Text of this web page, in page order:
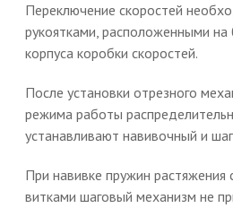
Переключение скоростей
рукоятками, расположенными на
корпуса коробки скоростей.
После установки отрезного
режима работы
устанавливают навивочный и
При навивке пружин
витками шаговый механизм не